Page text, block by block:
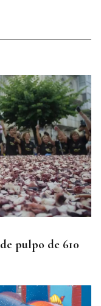
pulpo de 610